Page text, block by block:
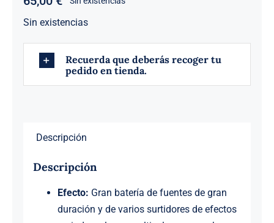
Sin existencias
Recuerda que deberás recoger tu
pedido en tienda.
Descripción
Descripción
Efecto: Gran batería de fuentes de gran
duración y de varios surtidores de efectos